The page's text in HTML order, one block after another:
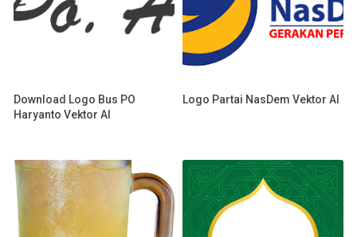
Download Logo Bus PO
Haryanto Vektor AI
Logo Partai NasDem Vektor AI